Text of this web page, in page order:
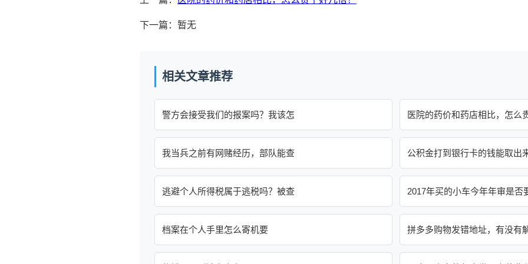
下一篇：暂无
相关文章推荐
警方会接受我们的报案吗？我该怎 医院的药价和药店相比，怎么
我当兵之前有网赌经历，部队能查 公积金打到银行卡的钱能取出
逃避个人所得税属于逃税吗？被查 2017年买的小车今年年审是否
档案在个人手里怎么寄机要 拼多多购物发错地址，有没有